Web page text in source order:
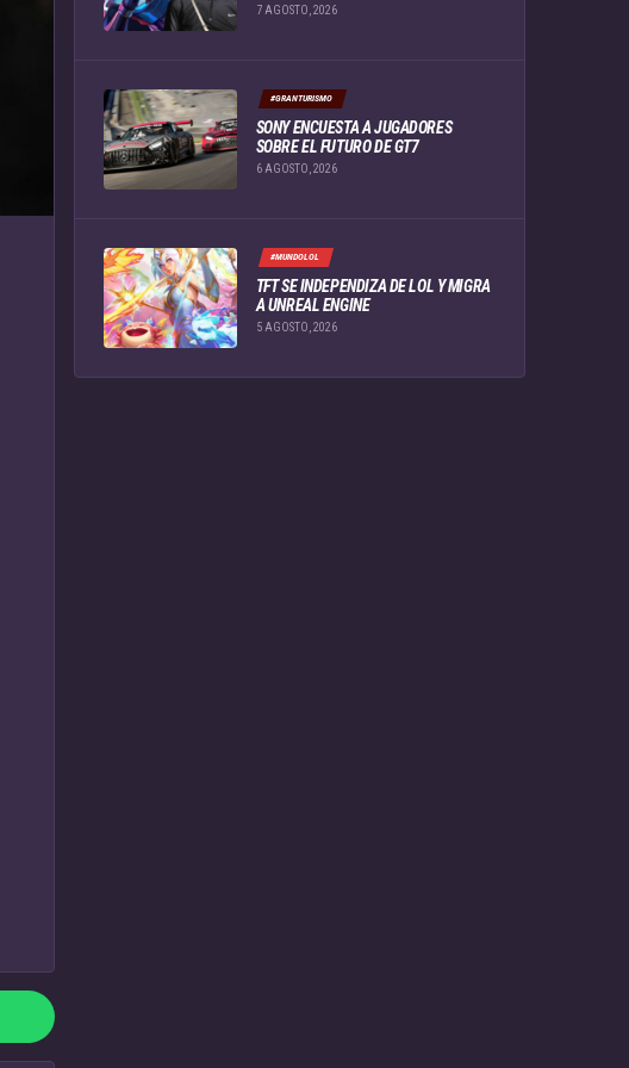
7 AGOSTO, 2026
#GRANTURISMO
SONY ENCUESTA A JUGADORES
SOBRE EL FUTURO DE GT7
6 AGOSTO, 2026
#MUNDOLOL
TFT SE INDEPENDIZA DE LOL Y MIGRA
A UNREAL ENGINE
5 AGOSTO, 2026